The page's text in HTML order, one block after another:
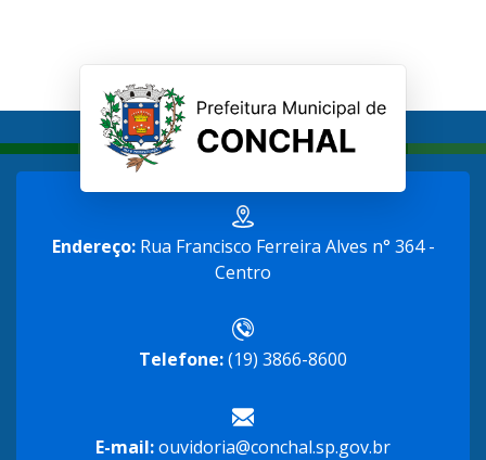
Endereço:Rua Francisco Ferreira Alves n° 364 -
Centro
Telefone:(19) 3866-8600
E-mail:ouvidoria@conchal.sp.gov.br